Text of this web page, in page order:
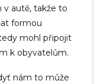
v autě, takže to
formou
mohl připojit
k obyvatelům.
nám to může